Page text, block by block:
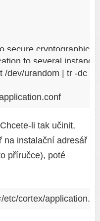
secure cryptographics
to several
/dev/urandom | tr -dc
li tak učinit,
na instalační adresář
příručce), poté